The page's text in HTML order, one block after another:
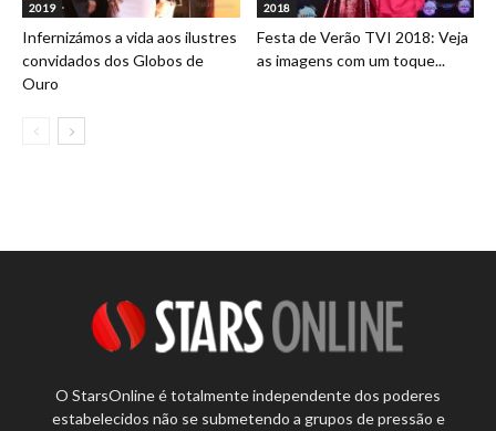
2019
Infernizámos a vida aos ilustres
convidados dos Globos de
Ouro
2018
Festa de Verão TVI 2018: Veja
as imagens com um toque...
O StarsOnline é totalmente independente dos poderes
estabelecidos não se submetendo a grupos de pressão e